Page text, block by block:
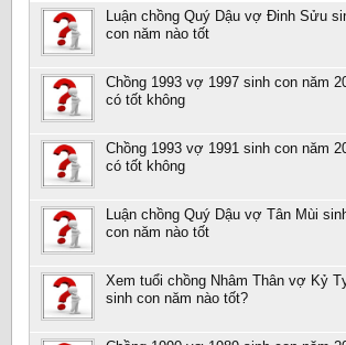
Luận chồng Quý Dậu vợ Đinh Sửu
con năm nào tốt
Chồng 1993 vợ 1997 sinh con năm
có tốt không
Chồng 1993 vợ 1991 sinh con năm
có tốt không
Luận chồng Quý Dậu vợ Tân Mùi
con năm nào tốt
Xem tuổi chồng Nhâm Thân vợ Kỷ
sinh con năm nào tốt?